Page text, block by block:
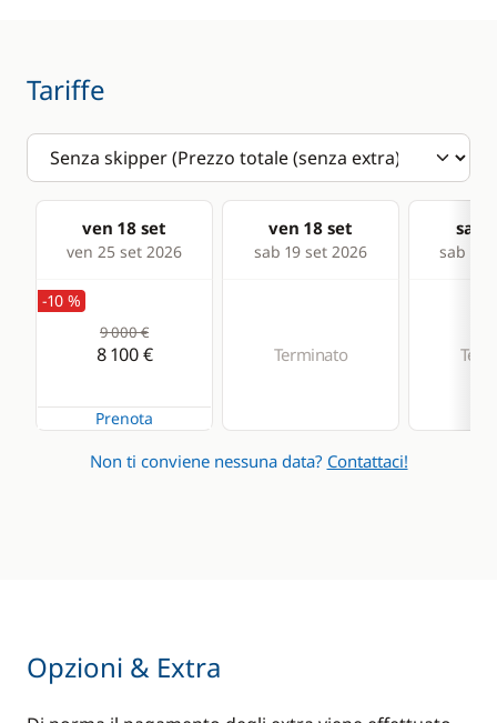
Tariffe
ven 18 set
ven 25 set 2026
ven 18 set
sab 19 set 2026
sab
sab 26
-10 %
9 000 €
8 100 €
Prenota
Terminato
Non ti conviene nessuna data? Contattaci!
Opzioni & Extra